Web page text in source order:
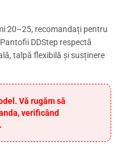
20–25, recomandați pentru
DDStep respectă
talpă flexibilă și susținere
Vă rugăm să
verificând